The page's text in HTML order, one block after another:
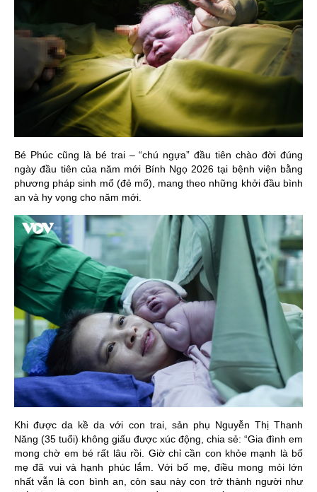
Bé Phúc cũng là bé trai – “chú ngựa” đầu tiên chào đời đúng
ngày đầu tiên của năm mới Bính Ngọ 2026 tại bệnh viện bằng
phương pháp sinh mổ (đẻ mổ), mang theo những khởi đầu bình
an và hy vọng cho năm mới.
Khi được da kề da với con trai, sản phụ Nguyễn Thị Thanh
Năng (35 tuổi) không giấu được xúc động, chia sẻ: “Gia đình em
mong chờ em bé rất lâu rồi. Giờ chỉ cần con khỏe mạnh là bố
mẹ đã vui và hạnh phúc lắm. Với bố mẹ, điều mong mỏi lớn
nhất vẫn là con bình an, còn sau này con trở thành người như